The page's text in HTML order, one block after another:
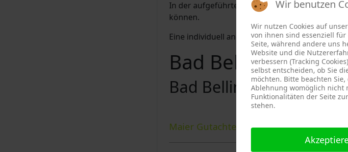
In der aufgeführten
Tabelle
erhalten Sie einen
können.
Eine individuell angepasste Auflistung für Ihre
Bad Bellingen
Bad Bellingen
Maier Gutachten • Ihr
Wir benutzen
Wir nutzen Cookies auf
von ihnen sind essenziell
Seite, während andere uns
Website und die
verbessern (Tracking
selbst entscheiden, ob Sie
möchten. Bitte beachten
Ablehnung womöglich nicht
Funktionalitäten der Seite
stehen.